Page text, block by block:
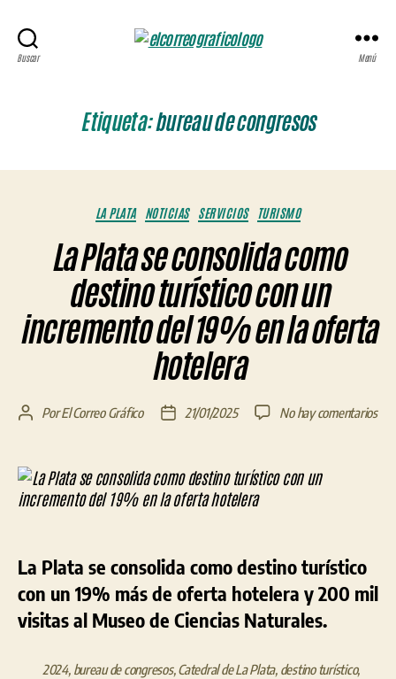
Buscar Menú
Etiqueta:bureau de congresos
Categorías
LA PLATA NOTICIAS SERVICIOS TURISMO
La Plata se consolida como
destino turístico con un
incremento del 19% en la oferta
hotelera
Autor
entrada
PorEl Correo Gráfico
Fecha
entrada
21/01/2025 No hay comentariosen
un
La Plata se consolida como destino turístico
con un 19% más de oferta hotelera y 200 mil
visitas al Museo de Ciencias Naturales.
2024, bureau de congresos, Catedral de La Plata, destino turístico,